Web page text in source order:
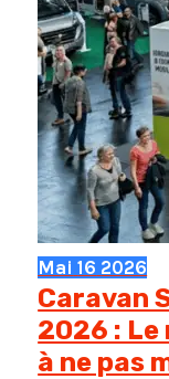
Mai 16 2026
Caravan
2026 :
à ne pas